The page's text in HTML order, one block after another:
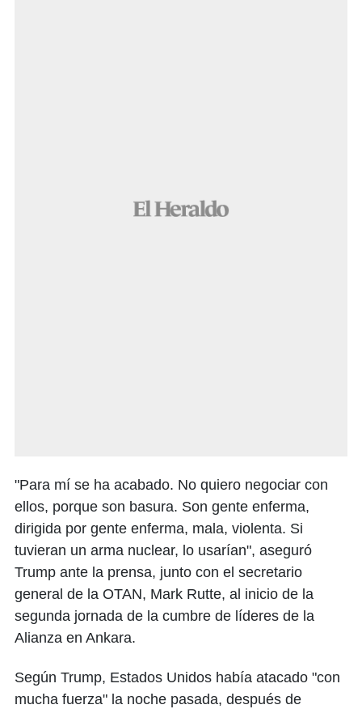
"Para mí se ha acabado. No quiero negociar con
ellos, porque son basura. Son gente enferma,
dirigida por gente enferma, mala, violenta. Si
tuvieran un arma nuclear, lo usarían", aseguró
Trump ante la prensa, junto con el secretario
general de la OTAN, Mark Rutte, al inicio de la
segunda jornada de la cumbre de líderes de la
Alianza en Ankara.
Según Trump, Estados Unidos había atacado "con
mucha fuerza" la noche pasada, después de